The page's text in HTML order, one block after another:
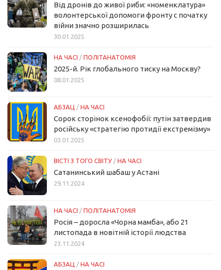
Від дронів до живої риби: «номенклатура»
волонтерської допомоги фронту с початку
війни значно розширилась
30.01.2025
НА ЧАСІ / ПОЛІТАНАТОМІЯ
2025-й. Рік глобального тиску на Москву?
08.01.2025
АБЗАЦ / НА ЧАСІ
Сорок сторінок ксенофобії: путін затвердив
російську «стратегію протидії екстремізму»
03.01.2025
ВІСТІ З ТОГО СВІТУ / НА ЧАСІ
Сатанинський шабаш у Астані
29.11.2024
НА ЧАСІ / ПОЛІТАНАТОМІЯ
Росія – доросла «Чорна мамба», або 21
листопада в новітній історії людства
23.11.2024
АБЗАЦ / НА ЧАСІ